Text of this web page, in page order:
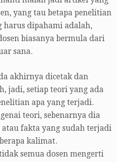
yang tau betapa penelitian
harus dipahami adalah,
biasanya bermula dari
sana.
akhirnya dicetak dan
jadi, setiap teori yang ada
apa yang terjadi.
teori, sebenarnya dia
fakta yang sudah terjadi
kalimat.
semua dosen mengerti